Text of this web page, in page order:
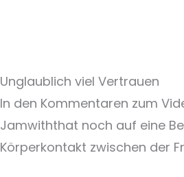
Unglaublich viel Vertrauen
In den Kommentaren zum
Jamwiththat noch auf eine
Körperkontakt zwischen der